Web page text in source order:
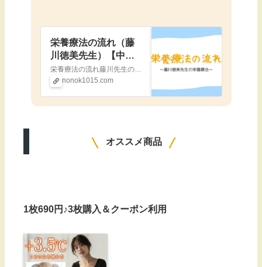
栄養療法の流れ（藤
川徳美先生）【中度
知的障害自閉症児】栄養療法の流れ藤川先生の『薬に頼らず子どもの多動・学習障害をなくす方法』という本を知ったのは2021年7月半ばだったと思います。 ここで詳しく説明することはしないつもりですし、私では理解が足りないとも思いますが、大まかには発達障害児と
nonok1015.com
オススメ商品
1枚690円♪3枚購入＆クーポン利用